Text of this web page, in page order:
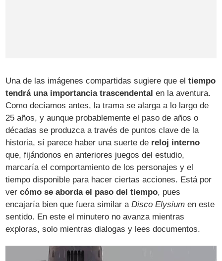
Una de las imágenes compartidas sugiere que eltiempo
tendrá una importancia trascendental en la aventura.
Como decíamos antes, la trama se alarga a lo largo de
25 años, y aunque probablemente el paso de años o
décadas se produzca a través de puntos clave de la
historia, sí parece haber una suerte de reloj interno
que, fijándonos en anteriores juegos del estudio,
marcaría el comportamiento de los personajes y el
tiempo disponible para hacer ciertas acciones. Está por
vercómo se aborda el paso del tiempo, pues
encajaría bien que fuera similar aDisco Elysium en este
sentido. En este el minutero no avanza mientras
exploras, solo mientras dialogas y lees documentos.